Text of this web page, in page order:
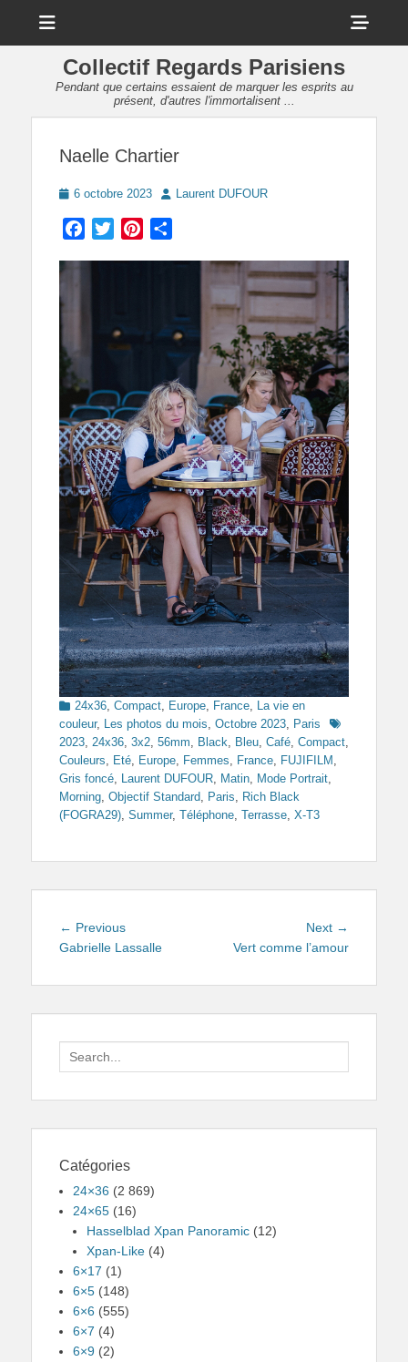
Collectif Regards Parisiens
Pendant que certains essaient de marquer les esprits au
présent, d'autres l'immortalisent ...
Naelle Chartier
Posted
6 octobre 2023 AuthorLaurent DUFOUR
Facebook
TwitterPinterest
Categories
24x36 Compact Europe France La vie en
couleur, Les photos du mois Octobre 2023 Paris
Tags
2023 24x36 3x2 56mm Black Bleu Café Compact
Couleurs
Eté Europe Femmes France FUJIFILM
Gris foncé Laurent DUFOUR Matin Mode Portrait
Morning Objectif Standard Paris
Rich Black
(FOGRA29) Summer, Téléphone Terrasse X-T3
Navigation
de
← PreviousPrevious
post:
Gabrielle Lassalle
Next →
post:
Vert comme l’amour
Search
for:
Catégories
24×36 (2 869)
24×65 (16)
Hasselblad Xpan Panoramic (12)
Xpan-Like (4)
6×17 (1)
6×5 (148)
6×6 (555)
6×7 (4)
6×9 (2)